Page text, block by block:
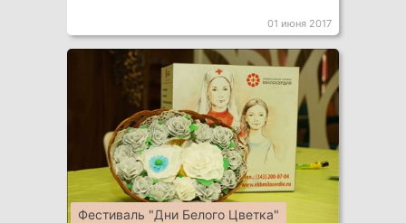
01 июня 2017
Фестиваль "Дни Белого Цветка"